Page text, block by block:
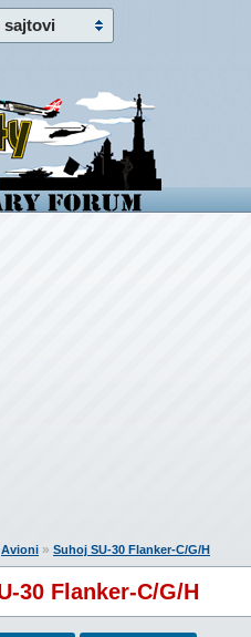
sajtovi
Avioni » Suhoj SU-30 Flanker-C/G/H
30 Flanker-C/G/H